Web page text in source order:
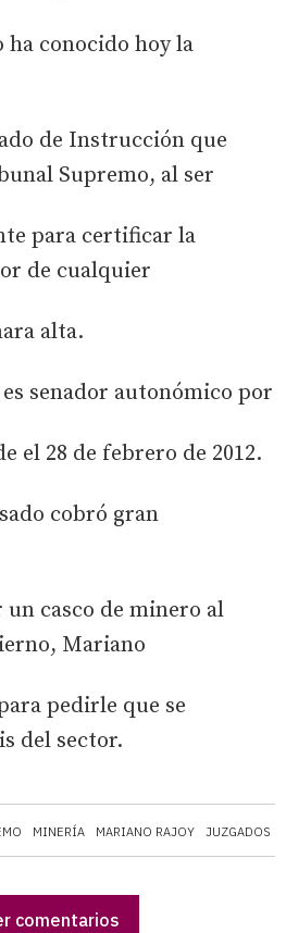
MINERÍA MARIANO RAJOY JUZGADOS
ha conocido hoy la
de Instrucción que
Supremo, al ser
para certificar la
de cualquier
alta.
senador autonómico por
el 28 de febrero de 2012.
cobró gran
un casco de minero al
Mariano
pedirle que se
del sector.
comentarios